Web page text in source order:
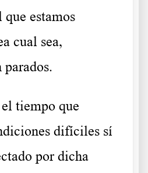
estamos
cual sea,
parados.
tiempo que
difíciles sí
por dicha